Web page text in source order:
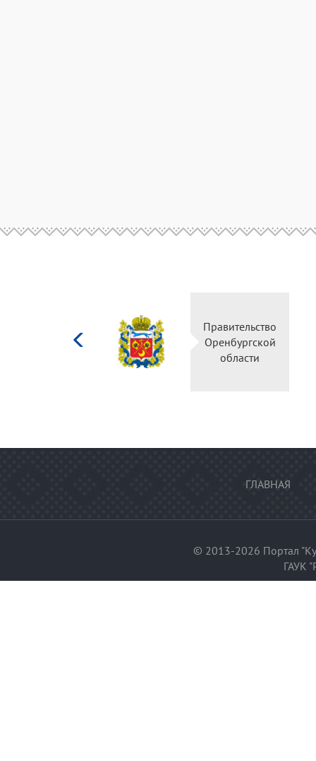
Министерство
культуры
Российской
федерации
ГЛАВНАЯ
© 2013-2026 Портал
ГАУК